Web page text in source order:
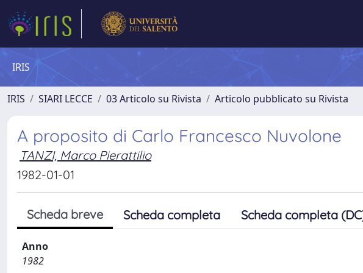
IRIS
IRIS SIARI LECCE 03 Articolo su Rivista Articolo pubblicato su Rivista
A proposito di Carlo Francesco Nuvolone
TANZI, Marco Pierattilio
1982-01-01
Scheda breve Scheda completa Scheda completa
Anno
1982